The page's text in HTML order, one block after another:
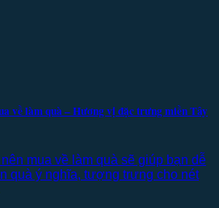
về làm quà – Hương vị đặc trưng miền Tây
mua về làm quà sẽ giúp bạn dễ
quà ý nghĩa, tượng trưng cho nét